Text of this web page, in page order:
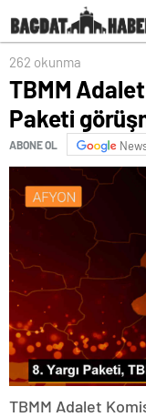
262 okunma
TBMM
Paketi
ABONE OL
TBMM Adalet